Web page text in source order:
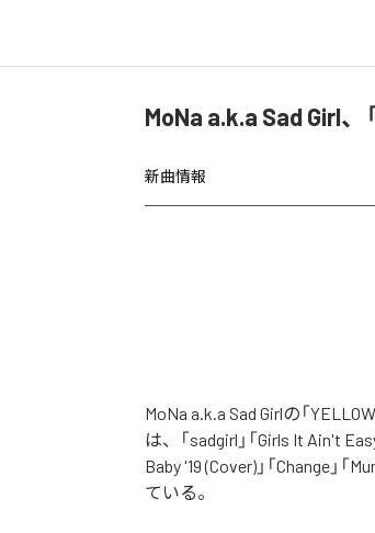
MoNa a.k.a Sad Girl、
新曲情報
MoNa a.k.a Sad Girlの「
は、「sadgirl」「Girls It Ain't
Baby '19 (Cover)」「Change」
ている。